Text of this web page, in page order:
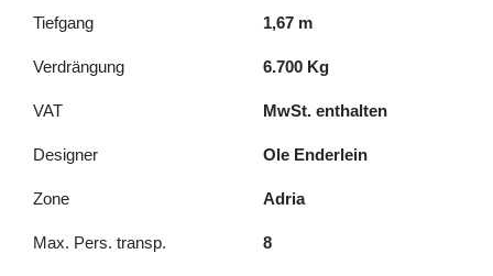
Tiefgang 1,67 m
Verdrängung 6.700 Kg
VAT MwSt. enthalten
Designer Ole Enderlein
Zone Adria
Max. Pers. transp. 8